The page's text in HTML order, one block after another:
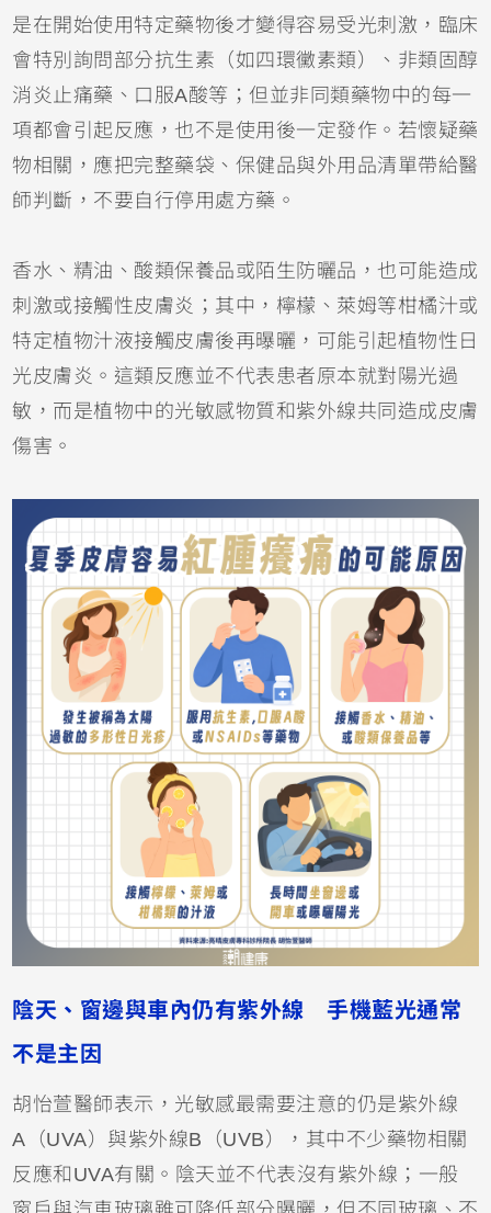
是在開始使用特定藥物後才變得容易受光刺激，臨床
會特別詢問部分抗生素（如 四環黴素類）、非類固醇
消炎止痛藥、口服A酸等；但並非同類藥物中的每一
項都會引起反應，也不是使用後一定發作。若懷疑藥
物相關，應把完整藥袋、保健品與外用品清單帶給醫
師判斷，不要自行停用處方藥。
香水、精油、酸類保養品或陌生 防曬品，也可能造成
刺激或接觸性皮膚炎；其中，檸檬、萊姆等柑橘汁或
特定植物汁液接觸皮膚後再曝曬，可能引起植物性日
光皮膚炎。這類反應並不代表患者原本就對陽光過
敏，而是植物中的光敏感物質和紫外線共同造成皮膚
傷害。
陰天、窗邊與車內仍有紫外線 手機藍光通常
不是主因
胡怡萱醫師表示，光敏感最需要注意的仍是紫外線
A （UVA）與紫外線B （UVB），其中不少藥物相關
反應和UVA有關。陰天並不代表沒有紫外線；一般